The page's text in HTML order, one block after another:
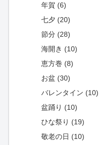
年賀 (6)
七夕 (20)
節分 (28)
海開き (10)
恵方巻 (8)
お盆 (30)
バレンタイン (10)
盆踊り (10)
ひな祭り (19)
敬老の日 (10)